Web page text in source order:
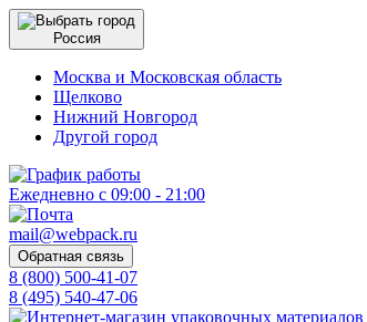
Россия
Москва и Московская область
Щелково
Нижний Новгород
Другой город
Ежедневно с 09:00 - 21:00
mail@webpack.ru
Обратная связь
8 (800) 500-41-07
8 (495) 540-47-06